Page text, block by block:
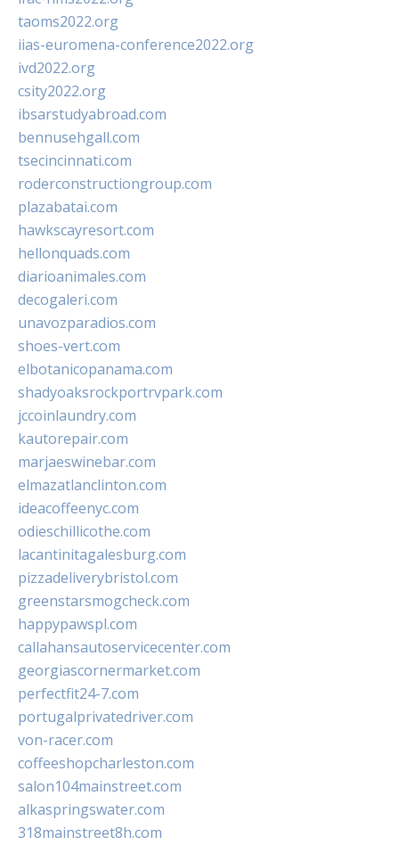
taoms2022.org
iias-euromena-conference2022.org
ivd2022.org
csity2022.org
ibsarstudyabroad.com
bennusehgall.com
tsecincinnati.com
roderconstructiongroup.com
plazabatai.com
hawkscayresort.com
hellonquads.com
diarioanimales.com
decogaleri.com
unavozparadios.com
shoes-vert.com
elbotanicopanama.com
shadyoaksrockportrvpark.com
jccoinlaundry.com
kautorepair.com
marjaeswinebar.com
elmazatlanclinton.com
ideacoffeenyc.com
odieschillicothe.com
lacantinitagalesburg.com
pizzadeliverybristol.com
greenstarsmogcheck.com
happypawspl.com
callahansautoservicecenter.com
georgiascornermarket.com
perfectfit24-7.com
portugalprivatedriver.com
von-racer.com
coffeeshopcharleston.com
salon104mainstreet.com
alkaspringswater.com
318mainstreet8h.com